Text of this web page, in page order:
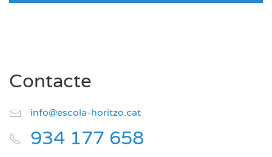
Contacte
info@escola-horitzo.cat
934 177 658